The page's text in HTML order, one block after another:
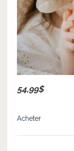
54,99$
Acheter